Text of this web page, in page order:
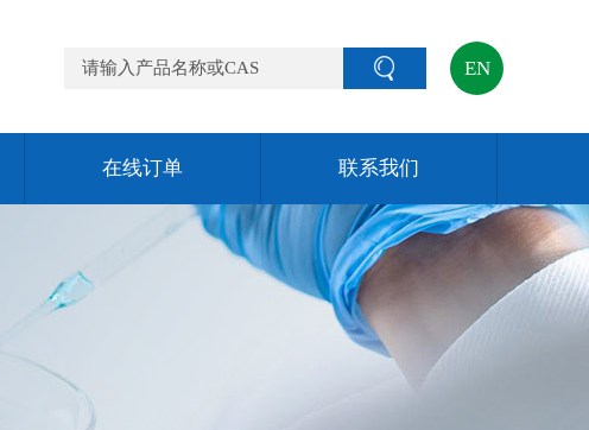
EN
在线订单 联系我们